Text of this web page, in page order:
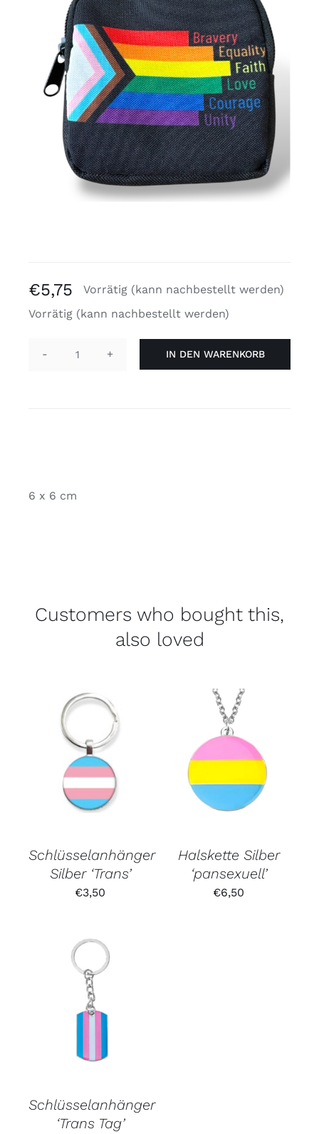
Kostenlose Binder
Review Levi
€5,75
Vorrätig (kann nachbestellt werden)
Vorrätig (kann nachbestellt werden)
IN DEN WARENKORB
6 x 6 cm
Customers who bought this,
also loved
Schlüsselanhänger
Silber ‘Trans’
€3,50
Halskette Silber
‘pansexuell’
€6,50
Schlüsselanhänger
‘Trans Tag’